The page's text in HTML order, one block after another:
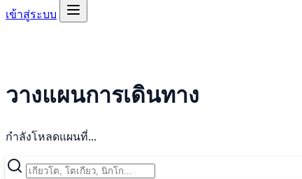
เข้าสู่ระบบ
วางแผนการเดินทาง
กำลังโหลดแผนที่...